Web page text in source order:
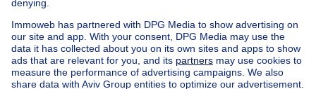
House out of BelgiumHouse for sale France
House for sale Spain
House for sale Italy
House for sale Luxembourg
House for sale Netherlands
Our cheap propertiesCheap houses for sale
Cheap apartments for rent